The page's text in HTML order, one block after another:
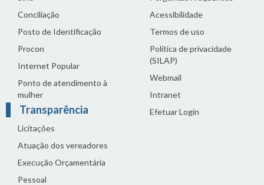
Conciliação
Posto de Identificação
Procon
Internet Popular
Ponto de atendimento à
mulher
Transparência
Licitações
Atuação dos vereadores
Execução Orçamentária
Pessoal
Acessibilidade
Termos de uso
Política de privacidade
(SILAP)
Webmail
Intranet
Efetuar Login